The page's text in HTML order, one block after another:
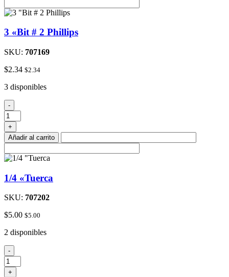
3 «Bit # 2 Phillips
SKU: 707169
$2.34 $2.34
3 disponibles
3
"Bit
#
2
Phillips
-
+
Añadir al carrito
1/4 «Tuerca
SKU: 707202
$5.00 $5.00
2 disponibles
1/4
"Tuerca
cantidad
-
+